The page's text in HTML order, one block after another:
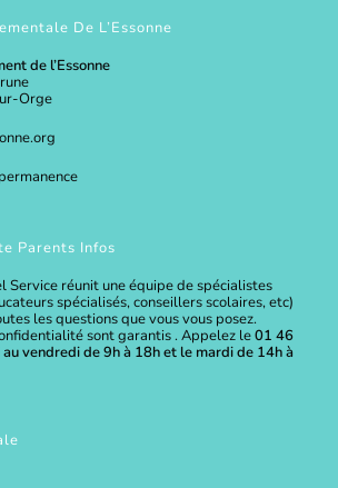
De L’Essonne
de l’Essonne
Orge
Parents Infos
Service réunit une équipe de spécialistes
spécialisés, conseillers scolaires, etc)
les questions que vous vous posez.
sont garantis . Appelez le01 46
vendredi de 9h à 18h et le mardi de 14h à